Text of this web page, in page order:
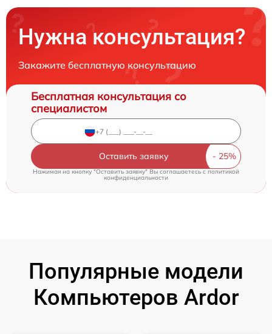
Нужна консультация?
Закажите бесплатную консультацию
Бесплатная консультация со
специалистом
Оставить заявку
Нажимая на кнопку "Оставить заявку" Вы соглашаетесь cполитикой
конфиденциальности
Популярные модели
Компьютеров Ardor